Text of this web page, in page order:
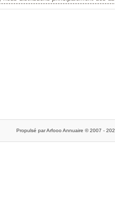
Propulsé par Arfooo Annuaire © 2007 -